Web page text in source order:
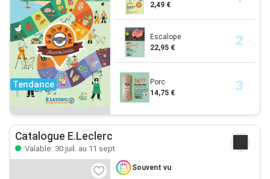
Tendance
2,49 €
Escalope
22,95 €
Porc
14,75 €
Catalogue E.Leclerc
Valable: 30 juil. au 11 sept.
Souvent vu